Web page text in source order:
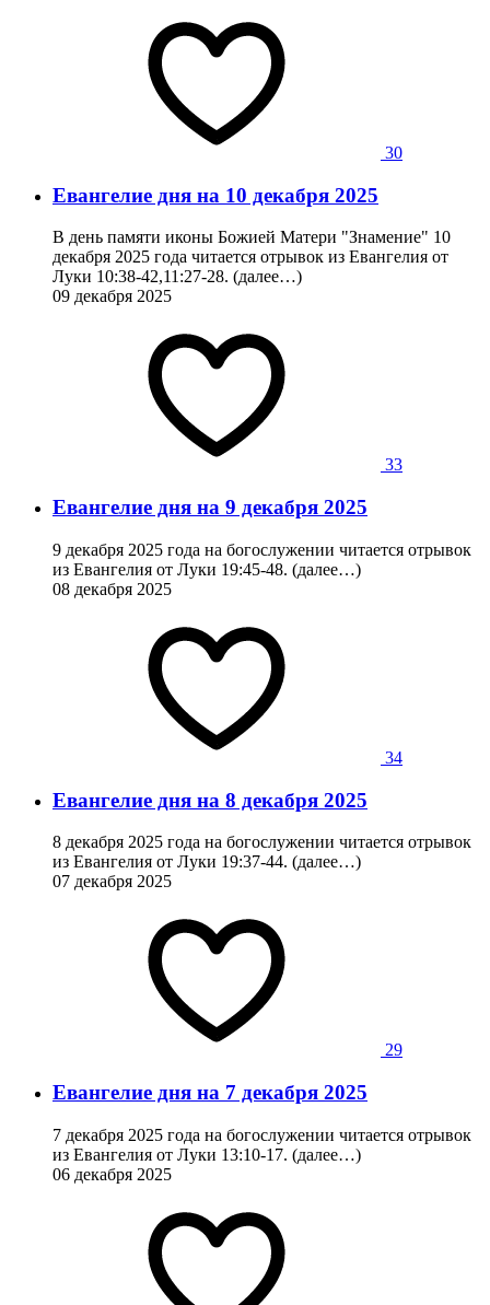
30
Евангелие дня на 10 декабря 2025
В день памяти иконы Божией Матери "Знамение" 10
декабря 2025 года читается отрывок из Евангелия от
Луки 10:38-42,11:27-28. (далее…)
09 декабря 2025
33
Евангелие дня на 9 декабря 2025
9 декабря 2025 года на богослужении читается отрывок
из Евангелия от Луки 19:45-48. (далее…)
08 декабря 2025
34
Евангелие дня на 8 декабря 2025
8 декабря 2025 года на богослужении читается отрывок
из Евангелия от Луки 19:37-44. (далее…)
07 декабря 2025
29
Евангелие дня на 7 декабря 2025
7 декабря 2025 года на богослужении читается отрывок
из Евангелия от Луки 13:10-17. (далее…)
06 декабря 2025